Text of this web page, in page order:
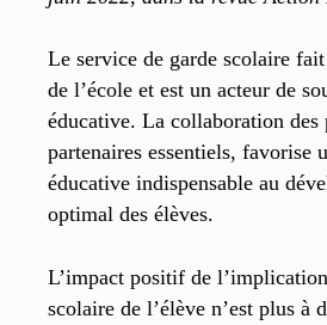
Le service de garde scolaire
de l’école et est un acteur de
éducative. La collaboration des
partenaires essentiels, favorise
éducative indispensable au
optimal des élèves.
L’impact positif de
scolaire de l’élève n’est plus à